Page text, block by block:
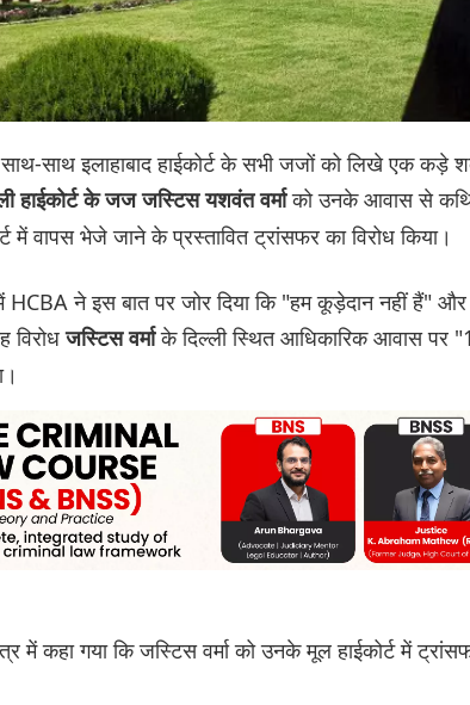
साथ इलाहाबाद हाईकोर्ट के सभी जजों को लिखे एक कड़े
हाईकोर्ट के जज जस्टिस यशवंत वर्माको उनके आवास से
में वापस भेजे जाने के प्रस्तावित ट्रांसफर का विरोध किया।
HCBA ने इस बात पर जोर दिया कि "हम कूड़ेदान नहीं हैं" और
विरोधजस्टिस वर्माके दिल्ली स्थित आधिकारिक आवास पर
में कहा गया कि जस्टिस वर्मा को उनके मूल हाईकोर्ट में